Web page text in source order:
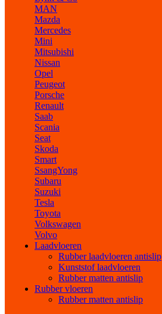
MAN
Mazda
Mercedes
Mini
Mitsubishi
Nissan
Opel
Peugeot
Porsche
Renault
Saab
Scania
Seat
Skoda
Smart
SsangYong
Subaru
Suzuki
Tesla
Toyota
Volkswagen
Volvo
Laadvloeren
Rubber laadvloeren antislip
Kunststof laadvloeren
Rubber matten antislip
Rubber vloeren
Rubber matten antislip